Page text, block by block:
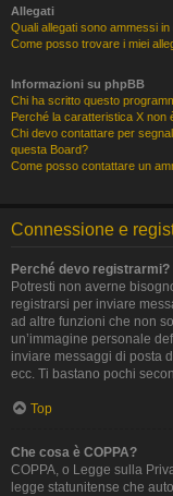
Allegati
Quali allegati sono ammessi
Come posso trovare i miei
Informazioni su phpBB
Chi ha scritto questo
Perché la caratteristica X non
Chi devo contattare per
questa Board?
Come posso contattare un
Connessione e
Perché devo registrarmi?
Potresti non averne
registrarsi per inviare
ad altre funzioni che non
un’immagine personale
inviare messaggi di posta
ecc. Ti bastano pochi
Top
Che cosa è COPPA?
COPPA, o Legge sulla
legge statunitense che